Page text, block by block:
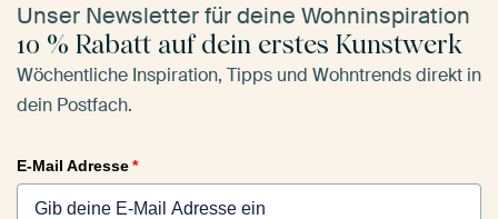
Unser Newsletter für deine Wohninspiration
10 % Rabatt auf dein erstes Kunstwerk
Wöchentliche Inspiration, Tipps und Wohntrends direkt in
dein Postfach.
E-Mail Adresse*